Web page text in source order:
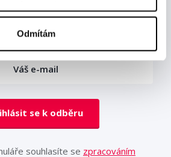
Odmítám
a exkluzivní nabídky jen pro
magazínu Digichef.
se k odběru
souhlasíte se zpracováním